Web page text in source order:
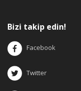
Bizi takip edin!
Facebook
Twitter